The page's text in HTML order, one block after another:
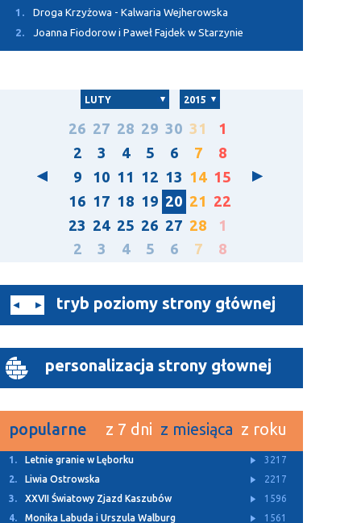
1.
Droga Krzyżowa - Kalwaria Wejherowska
2.
Joanna Fiodorow i Paweł Fajdek w Starzynie
LUTY 2015
26 27 28 29 30 31
1
2
3 4 5 6 7
8
9
10 11 12 13 14 15
16 17 18 19 20 21 22
23 24 25 26 27 28
1
2
3 4 5 6 7 8
tryb poziomy strony głównej
personalizacja strony głownej
popularne z 7 dni z miesiąca z roku
1. Letnie granie w Lęborku
3217
2.
Liwia Ostrowska
2217
3.
XXVII Światowy Zjazd Kaszubów
1596
4.
Monika Labuda i Urszula Walburg
1561